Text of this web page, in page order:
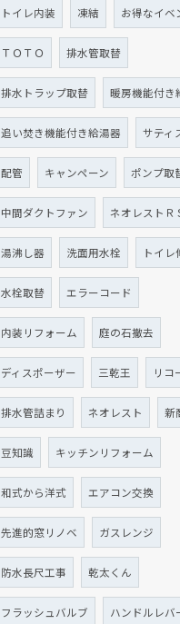
トイレ内装 凍結 お得なイベ
ＴＯＴＯ 排水管取替
排水トラップ取替 暖房機能付き
追い焚き機能付き給湯器 サティ
配管 キャンペーン ポンプ取
中間ダクトファン ネオレストＲ
湯沸し器 洗面用水栓 トイレ
水栓取替 エラーコード
内装リフォーム 庭の石撤去
ディスポーザー 三乾王 リコ
排水管詰まり ネオレスト 新
豆知識 キッチンリフォーム
和式から洋式 エアコン交換
先進的窓リノベ ガスレンジ
防水長尺工事 乾太くん
フラッシュバルブ ハンドルレバ